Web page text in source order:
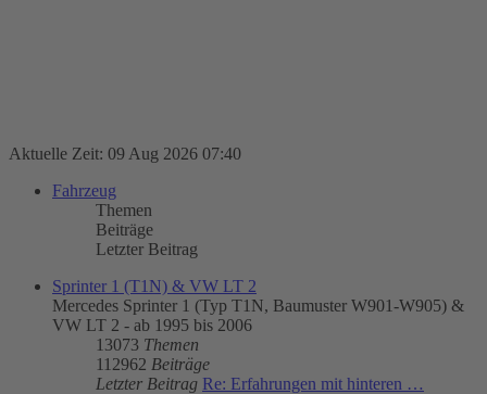
Aktuelle Zeit: 09 Aug 2026 07:40
Fahrzeug
Themen
Beiträge
Letzter Beitrag
Sprinter 1 (T1N) & VW LT 2
Mercedes Sprinter 1 (Typ T1N, Baumuster W901-W905) &
VW LT 2 - ab 1995 bis 2006
13073 Themen
112962 Beiträge
Letzter Beitrag Re: Erfahrungen mit hinteren …